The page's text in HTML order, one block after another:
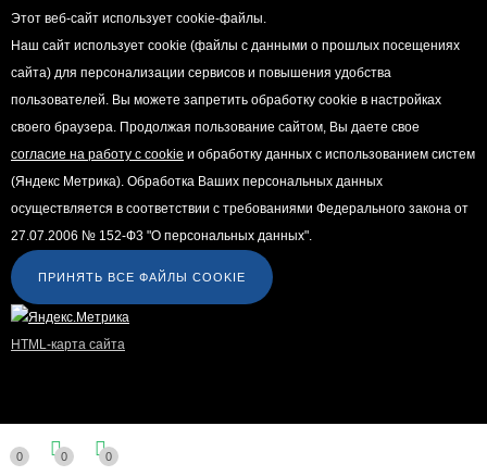
Этот веб-сайт использует cookie-файлы.
Наш сайт использует cookie (файлы с данными о прошлых посещениях
сайта) для персонализации сервисов и повышения удобства
пользователей. Вы можете запретить обработку cookie в настройках
своего браузера. Продолжая пользование сайтом, Вы даете свое
согласие на работу с cookie и обработку данных с использованием систем
(Яндекс Метрика). Обработка Ваших персональных данных
осуществляется в соответствии с требованиями Федерального закона от
27.07.2006 № 152-Ф3 "О персональных данных".
ПРИНЯТЬ ВСЕ ФАЙЛЫ COOKIE
HTML-карта сайта
0 0 0